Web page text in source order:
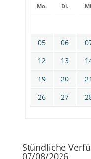
Mo. Di.
05
06
12
13
19
20 21
26
27
Stündliche
07/08/2026